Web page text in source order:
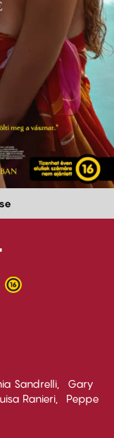
Sandrelli
Gary
Ranieri
Peppe